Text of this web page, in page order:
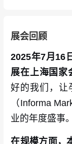
展会回顾
2025年7月16
展在上海国家
好的我们，让
（Informa
业的年度盛事。
在规模方面，